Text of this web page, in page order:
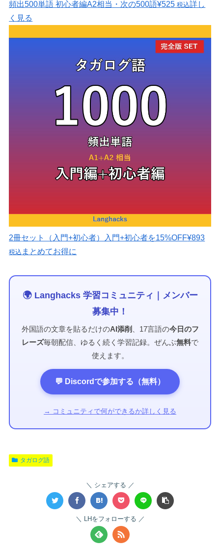
頻出500単語 初心者編A2相当・次の500語¥525 税込詳し
く見る
2冊セット（入門+初心者） 入門+初心者を15%OFF¥893
税込 まとめてお得に
🌍 Langhacks 学習コミュニティ｜メンバー
募集中！
外国語の文章を貼るだけのAI添削 、17言語の今日のフ
レーズ毎朝配信、ゆるく続く学習記録。ぜんぶ無料で
使えます。
💬 Discordで参加する（無料）
→ コミュニティで何ができるか詳しく見る
タガログ語
シェアする
LHをフォローする